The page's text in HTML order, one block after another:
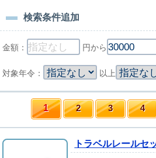
検索条件追加
金額： 円から
対象年令： 以上
1 2 3 4
トラベルレールセ